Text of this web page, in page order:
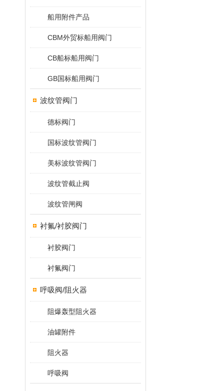
船用附件产品
CBM外贸标船用阀门
CB船标船用阀门
GB国标船用阀门
波纹管阀门
德标阀门
国标波纹管阀门
美标波纹管阀门
波纹管截止阀
波纹管闸阀
衬氟/衬胶阀门
衬胶阀门
衬氟阀门
呼吸阀/阻火器
阻爆轰型阻火器
油罐附件
阻火器
呼吸阀